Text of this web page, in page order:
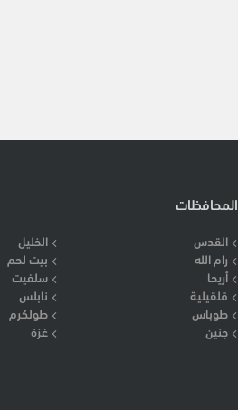
المحافظات
القدس
الخليل
رام الله
بيت لحم
أريحا
سلفيت
قلقيلية
نابلس
طوباس
طولكرم
جنين
غزة